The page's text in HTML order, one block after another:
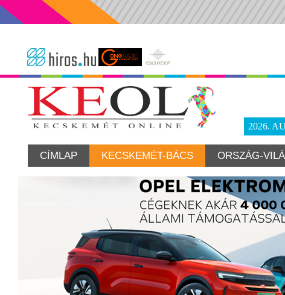
2026.
CÍMLAP KECSKEMÉT-BÁCS ORSZÁG-